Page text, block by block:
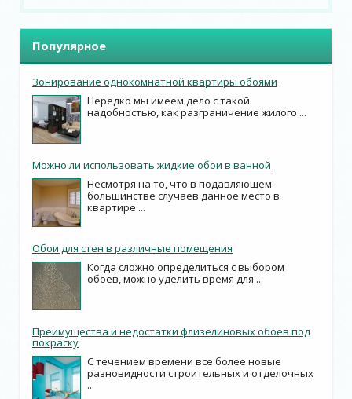
Популярное
Зонирование однокомнатной квартиры обоями
Нередко мы имеем дело с такой
надобностью, как разграничение жилого ...
Можно ли использовать жидкие обои в ванной
Несмотря на то, что в подавляющем
большинстве случаев данное место в
квартире ...
Обои для стен в различные помещения
Когда сложно определиться с выбором
обоев, можно уделить время для ...
Преимущества и недостатки флизелиновых обоев под
покраску
С течением времени все более новые
разновидности строительных и отделочных
...